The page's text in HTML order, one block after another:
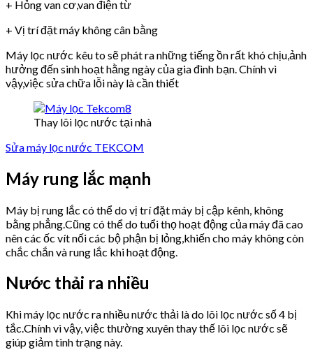
+ Hỏng van cơ,van điện từ
+ Vị trí đặt máy không cân bằng
Máy lọc nước kêu to sẽ phát ra những tiếng ồn rất khó chịu,ảnh
hưởng đến sinh hoạt hằng ngày của gia đình bạn. Chính vì
vậy,việc sửa chữa lỗi này là cần thiết
Thay lõi lọc nước tại nhà
Sửa máy lọc nước TEKCOM
Máy rung lắc mạnh
Máy bị rung lắc có thể do vị trí đặt máy bị cập kênh, không
bằng phẳng.Cũng có thể do tuổi thọ hoạt động của máy đã cao
nên các ốc vít nối các bộ phận bị lỏng,khiến cho máy không còn
chắc chắn và rung lắc khi hoạt động.
Nước thải ra nhiều
Khi máy lọc nước ra nhiều nước thải là do lõi lọc nước số 4 bị
tắc.Chính vì vậy, việc thường xuyên thay thế lõi lọc nước sẽ
giúp giảm tình trạng này.